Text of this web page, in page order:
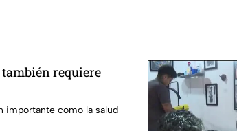
requiere
importante como la salud